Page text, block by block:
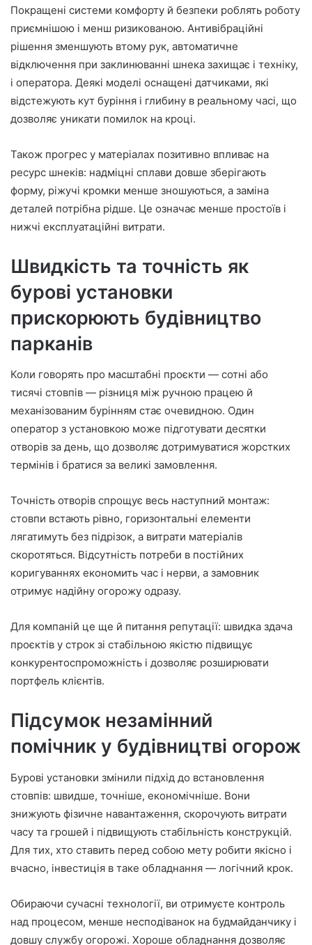
Покращені системи комфорту й безпеки роблять роботу
приємнішою і менш ризикованою. Антивібраційні
рішення зменшують втому рук, автоматичне
відключення при заклинюванні шнека захищає і техніку,
і оператора. Деякі моделі оснащені датчиками, які
відстежують кут буріння і глибину в реальному часі, що
дозволяє уникати помилок на кроці.
Також прогрес у матеріалах позитивно впливає на
ресурс шнеків: надміцні сплави довше зберігають
форму, ріжучі кромки менше зношуються, а заміна
деталей потрібна рідше. Це означає менше простоїв і
нижчі експлуатаційні витрати.
Швидкість та точність як
бурові установки
прискорюють будівництво
парканів
Коли говорять про масштабні проєкти — сотні або
тисячі стовпів — різниця між ручною працею й
механізованим бурінням стає очевидною. Один
оператор з установкою може підготувати десятки
отворів за день, що дозволяє дотримуватися жорстких
термінів і братися за великі замовлення.
Точність отворів спрощує весь наступний монтаж:
стовпи встають рівно, горизонтальні елементи
лягатимуть без підрізок, а витрати матеріалів
скоротяться. Відсутність потреби в постійних
коригуваннях економить час і нерви, а замовник
отримує надійну огорожу одразу.
Для компаній це ще й питання репутації: швидка здача
проєктів у строк зі стабільною якістю підвищує
конкурентоспроможність і дозволяє розширювати
портфель клієнтів.
Підсумок незамінний
помічник у будівництві огорож
Бурові установки змінили підхід до встановлення
стовпів: швидше, точніше, економічніше. Вони
знижують фізичне навантаження, скорочують витрати
часу та грошей і підвищують стабільність конструкцій.
Для тих, хто ставить перед собою мету робити якісно і
вчасно, інвестиція в таке обладнання — логічний крок.
Обираючи сучасні технології, ви отримуєте контроль
над процесом, менше несподіванок на будмайданчику і
довшу службу огорожі. Хороше обладнання дозволяє